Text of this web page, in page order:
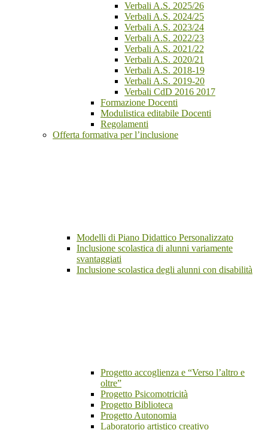
Verbali A.S. 2025/26
Verbali A.S. 2024/25
Verbali A.S. 2023/24
Verbali A.S. 2022/23
Verbali A.S. 2021/22
Verbali A.S. 2020/21
Verbali A.S. 2018-19
Verbali A.S. 2019-20
Verbali CdD 2016 2017
Formazione Docenti
Modulistica editabile Docenti
Regolamenti
Offerta formativa per l’inclusione
Modelli di Piano Didattico Personalizzato
Inclusione scolastica di alunni variamente
svantaggiati
Inclusione scolastica degli alunni con disabilità
Progetto accoglienza e “Verso l’altro e
oltre”
Progetto Psicomotricità
Progetto Biblioteca
Progetto Autonomia
Laboratorio artistico creativo